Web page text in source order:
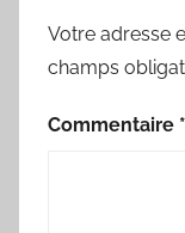
Votre adresse
champs
Commentaire *